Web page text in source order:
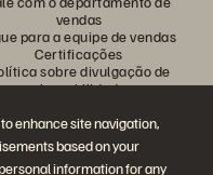
enhance site navigation,
based on your
information for any
vendas
para a equipe de vendas
Certificações
sobre divulgação de
vulnerabilidades